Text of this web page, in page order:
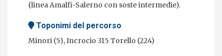
(linea Amalfi-Salerno con soste intermedie).
Toponimi del percorso
Minori (5), Incrocio 315 Torello (224)